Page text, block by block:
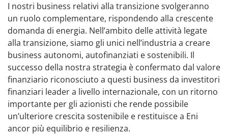
I nostri business relativi alla transizione svolgeranno
un ruolo complementare, rispondendo alla crescente
domanda di energia. Nell’ambito delle attività legate
alla transizione, siamo gli unici nell’industria a creare
business autonomi, autofinanziati e sostenibili. Il
successo della nostra strategia è confermato dal valore
finanziario riconosciuto a questi business da investitori
finanziari leader a livello internazionale, con un ritorno
importante per gli azionisti che rende possibile
un’ulteriore crescita sostenibile e restituisce a Eni
ancor più equilibrio e resilienza.